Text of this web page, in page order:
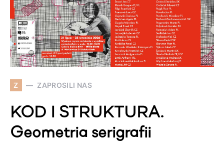
Z ZAPROSILI NAS
KOD I STRUKTURA.
Geometria serigrafii